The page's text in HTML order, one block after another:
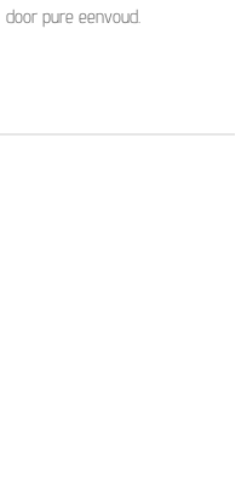
door pure eenvoud.